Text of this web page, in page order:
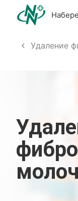
Удаление